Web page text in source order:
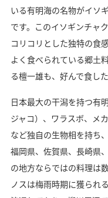
いる有明海の名物がイソ
です。このイソギンチャ
コリコリとした独特の食
よく食べられている郷土
る檀一雄も、好んで食し
日本最大の干潟を持つ有
ジャコ）、ワラスボ、メ
など独自の生物相を持ち
福岡県、佐賀県、長崎県
の地方ならではの料理は
ノスは梅雨時期に獲られ